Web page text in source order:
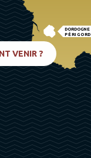
DORDOGNE
PÉRIGORD
VENIR ?